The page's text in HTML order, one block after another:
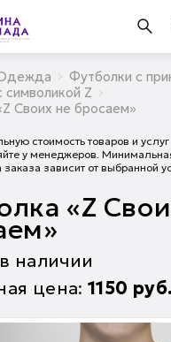
Футболки с
Z
Своих не бросаем»
стоимость товаров и услуг
у менеджеров.
зависит от выбранной
«Z
наличии
цена:1150 руб.